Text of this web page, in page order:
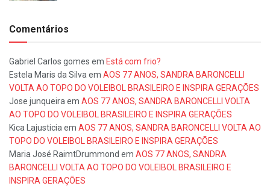
Comentários
Gabriel Carlos gomes em Está com frio?
Estela Maris da Silva em AOS 77 ANOS, SANDRA BARONCELLI
VOLTA AO TOPO DO VOLEIBOL BRASILEIRO E INSPIRA GERAÇÕES
Jose junqueira em AOS 77 ANOS, SANDRA BARONCELLI VOLTA
AO TOPO DO VOLEIBOL BRASILEIRO E INSPIRA GERAÇÕES
Kica Lajusticia em AOS 77 ANOS, SANDRA BARONCELLI VOLTA AO
TOPO DO VOLEIBOL BRASILEIRO E INSPIRA GERAÇÕES
Maria José RaimtDrummond em AOS 77 ANOS, SANDRA
BARONCELLI VOLTA AO TOPO DO VOLEIBOL BRASILEIRO E
INSPIRA GERAÇÕES